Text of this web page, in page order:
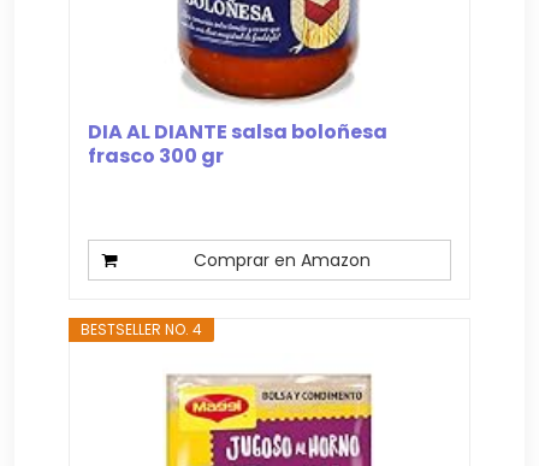
DIA AL DIANTE salsa boloñesa
frasco 300 gr
Comprar en Amazon
BESTSELLER NO. 4